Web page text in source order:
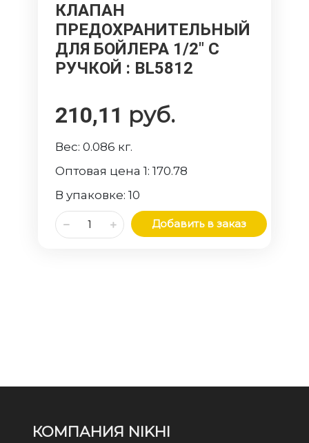
КЛАПАН
ПРЕДОХРАНИТЕЛЬНЫЙ
ДЛЯ БОЙЛЕРА 1/2" С
РУЧКОЙ : BL5812
210,11 руб.
Вес:0.086 кг.
Оптовая цена 1:170.78
В упаковке:10
Добавить в заказ
КОМПАНИЯ NIKHI